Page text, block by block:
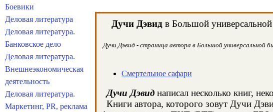
Дучи Дэвид в Большой
Дучи Дэвид - страница автора в Большой универсальной
Смертельное сафари
Дучи Дэвид написал несколько книг,
Книги автора, которого зовут Дучи
Боевики
Деловая литература
Деловая литература.
Банковское дело
Деловая литература.
Внешнеэкономическая
деятельность
Деловая литература.
Маркетинг, PR, реклама